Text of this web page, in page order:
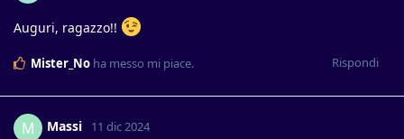
Auguri, ragazzo!!
Rispondi
Mister_No ha messo mi piace.
M Massi 11 dic 2024